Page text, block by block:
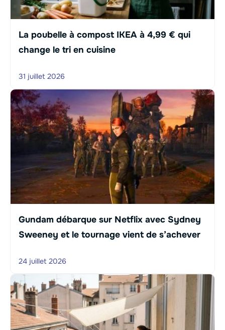
La poubelle à compost IKEA à 4,99 € qui
change le tri en cuisine
31 juillet 2026
Gundam débarque sur Netflix avec Sydney
Sweeney et le tournage vient de s’achever
24 juillet 2026